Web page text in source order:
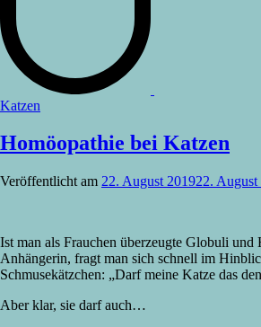
Veröffentlicht
Katzen
Homöopathie bei Katzen
Veröffentlicht am 22. August 201922. August
Ist man als Frauchen überzeugte Globuli und
Anhängerin, fragt man sich schnell im
Schmusekätzchen: „Darf meine Katze das
Aber klar, sie darf auch…